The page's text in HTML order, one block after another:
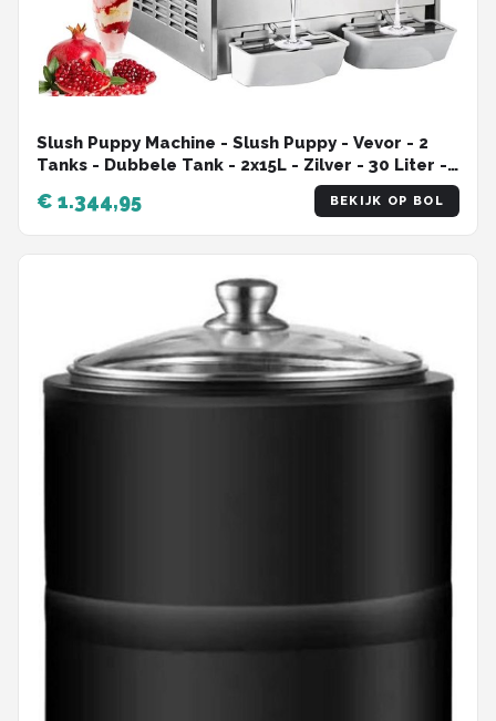
Slush Puppy Machine - Slush Puppy - Vevor - 2
Tanks - Dubbele Tank - 2x15L - Zilver - 30 Liter -
Ijsmachine - Ice - Bevroren Drank Dispenser
€ 1.344,95 BEKIJK OP BOL